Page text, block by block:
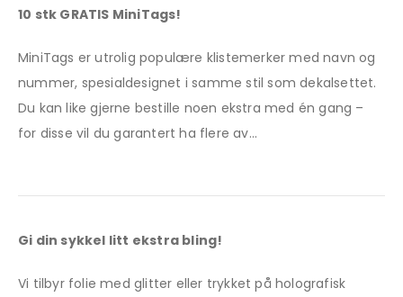
10 stk GRATIS MiniTags!
MiniTags er utrolig populære klistemerker med navn og
nummer, spesialdesignet i samme stil som dekalsettet.
Du kan like gjerne bestille noen ekstra med én gang –
for disse vil du garantert ha flere av…
Gi din sykkel litt ekstra bling!
Vi tilbyr folie med glitter eller trykket på holografisk